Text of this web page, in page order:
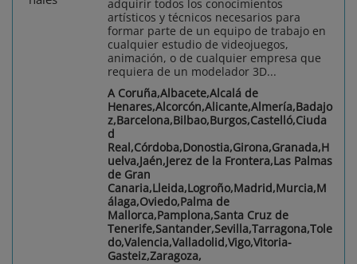
adquirir todos los conocimientos
artísticos y técnicos necesarios para
formar parte de un equipo de trabajo en
cualquier estudio de videojuegos,
animación, o de cualquier empresa que
requiera de un modelador 3D...
A Coruña,Albacete,Alcalá de
Henares,Alcorcón,Alicante,Almería,Badajo
z,Barcelona,Bilbao,Burgos,Castelló,Ciuda
d
Real,Córdoba,Donostia,Girona,Granada,H
uelva,Jaén,Jerez de la Frontera,Las Palmas
de Gran
Canaria,Lleida,Logroño,Madrid,Murcia,M
álaga,Oviedo,Palma de
Mallorca,Pamplona,Santa Cruz de
Tenerife,Santander,Sevilla,Tarragona,Tole
do,Valencia,Valladolid,Vigo,Vitoria-
Gasteiz,Zaragoza,